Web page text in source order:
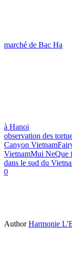
marché de Bac Ha
à Hanoi
observation des
Canyon Vietnam
VietnamMui NeQue
dans le sud du
0
Author Harmonie